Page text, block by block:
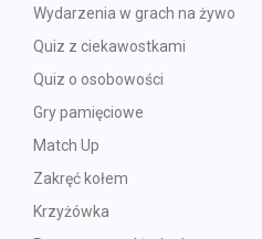
Wydarzenia w grach na żywo
Quiz z ciekawostkami
Quiz o osobowości
Gry pamięciowe
Match Up
Zakręć kołem
Krzyżówka